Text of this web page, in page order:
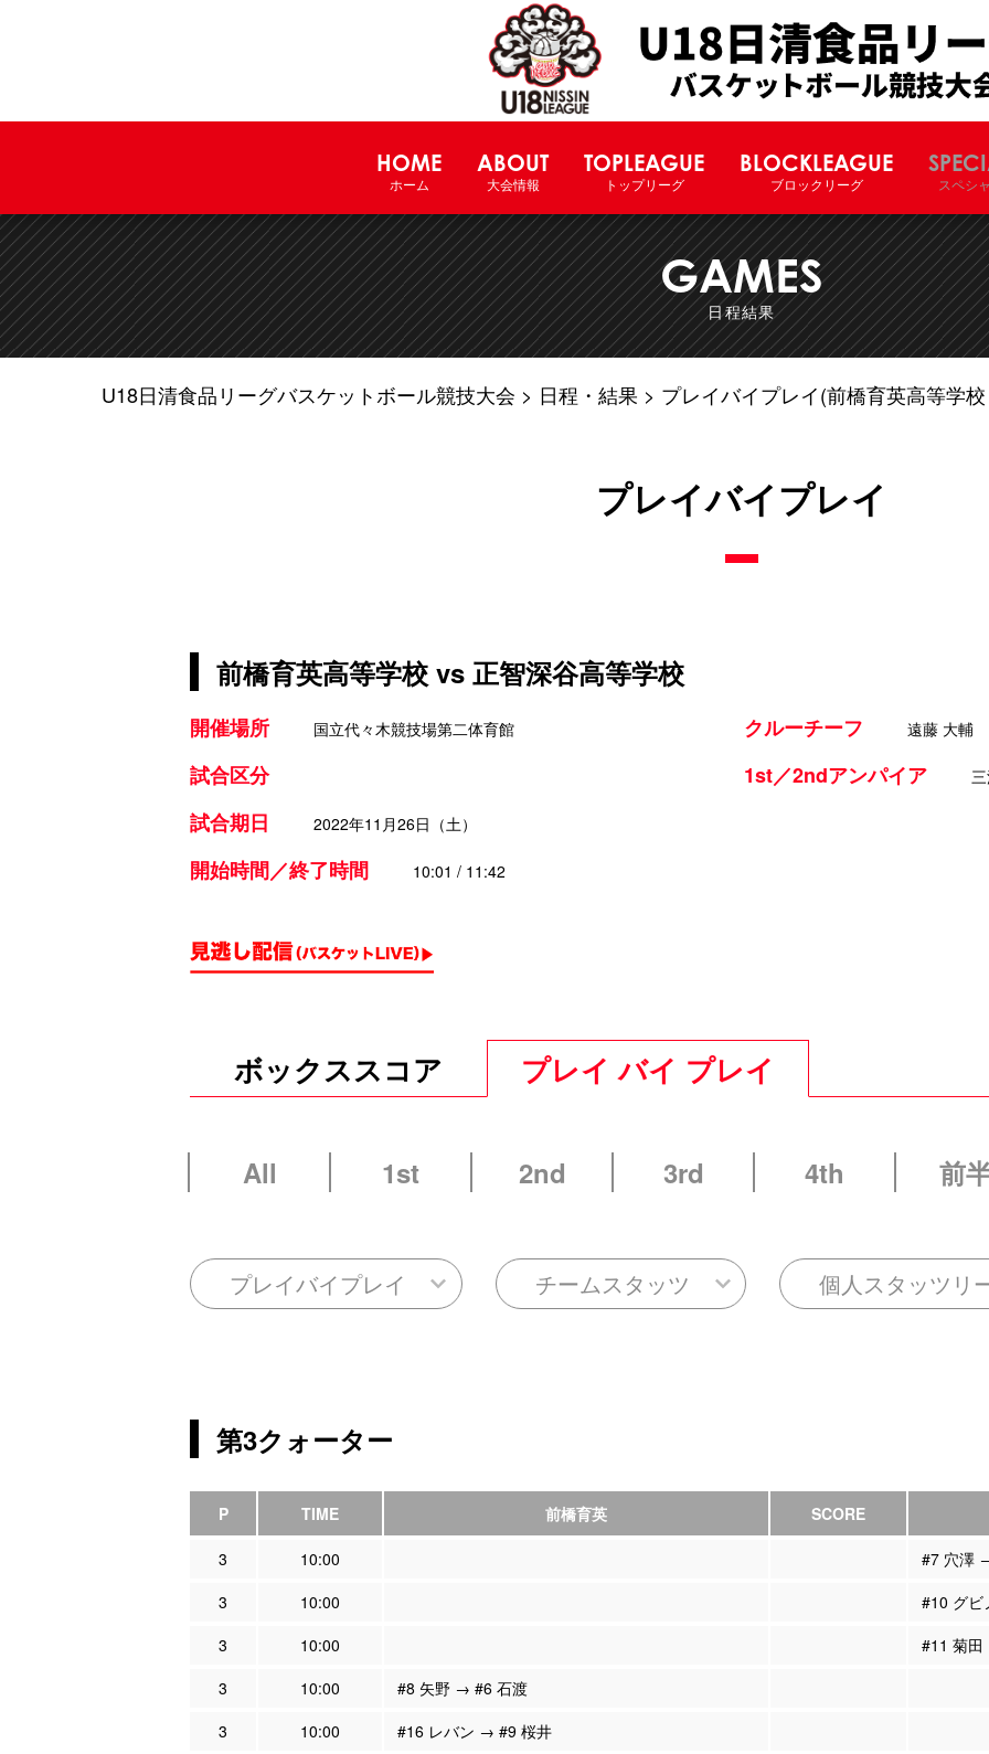
HOME
ホーム
ABOUT
大会情報
TOPLEAGUE
トップリーグ
BLOCKLEAGUE
ブロックリーグ スペシ
GAMES
日程結果
U18日清食品リーグバスケットボール競技大会 日程・結果 プレイバイプレイ(前橋育英高等学
プレイバイプレイ
前橋育英高等学校 vs 正智深谷高等学校
開催場所 国立代々木競技場第二体育館
試合区分
試合期日
2022年11月26日（土）
開始時間／終了時間 10:01 / 11:42
クルーチーフ 遠藤 大輔
1st／2ndアンパイア
ボックススコア プレイ バイ プレイ
All 1st 2nd 3rd 4th 前
プレイバイプレイ チームスタッツ 個人スタッツリ
第3クォーター
P TIME 前橋育英 SCORE
3 10:00
#7 穴澤
3
10:00
#10 グ
3
10:00
#11 菊
3
10:00
#8 矢野 → #6 石渡
3
10:00
#16 レバン → #9 桜井